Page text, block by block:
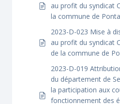
au profit du syndicat
la commune de
2023-D-023 Mise à
au profit du syndicat
de la commune de
2023-D-019
du département de
la participation aux
fonctionnement des